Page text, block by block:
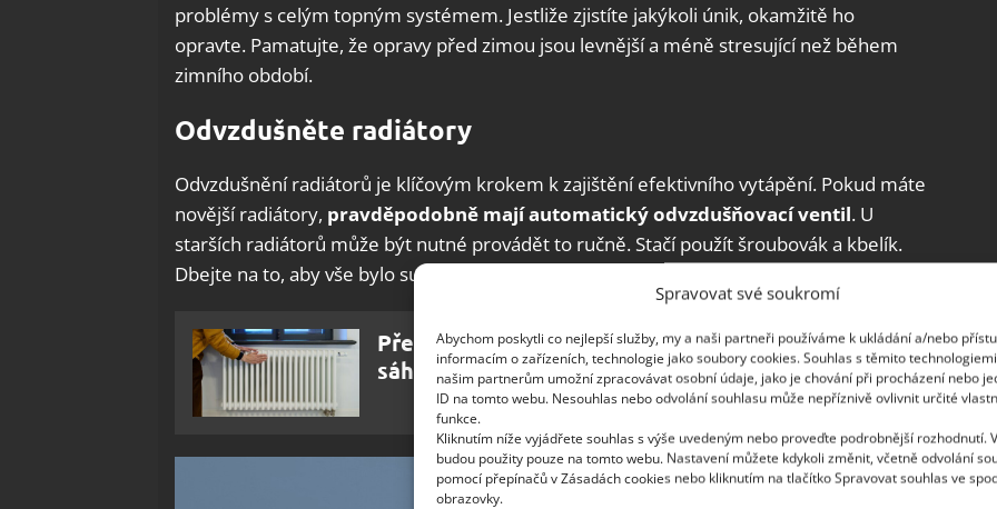
Spravovat své soukromí
Abychom poskytli co nejlepší služby, my a naši partneři používáme k ukládání a/nebo
informacím o zařízeních, technologie jako soubory cookies. Souhlas s těmito
našim partnerům umožní zpracovávat osobní údaje, jako je chování při procházení nebo
ID na tomto webu. Nesouhlas nebo odvolání souhlasu může nepříznivě ovlivnit určité
funkce.
Kliknutím níže vyjádřete souhlas s výše uvedeným nebo proveďte podrobnější rozhodnutí.
budou použity pouze na tomto webu. Nastavení můžete kdykoli změnit, včetně odvolání
pomocí přepínačů v Zásadách cookies nebo kliknutím na tlačítko Spravovat souhlas ve
obrazovky.
problémy s celým topným systémem. Jestliže zjistíte jakýkoli únik, okamžitě ho
opravte. Pamatujte, že opravy před zimou jsou levnější a méně stresující než během
zimního období.
Odvzdušněte radiátory
Odvzdušnění radiátorů je klíčovým krokem k zajištění efektivního vytápění. Pokud máte
novější radiátory, pravděpodobně mají automatický odvzdušňovací ventil. U
starších radiátorů může být nutné provádět to ručně. Stačí použít šroubovák a kbelík.
Dbejte na to, aby vše bylo suché a bez úniků.
Před zahájením topné sezóny je vhodné nejprve
sáhnout po fénu. Pár minut ušetří peníze